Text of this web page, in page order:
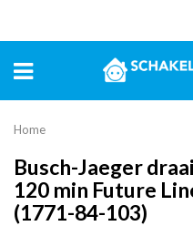
Home
Busch-Jaeger
120 min Future
(1771-84-103)